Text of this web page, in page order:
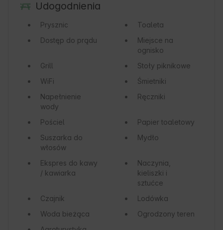
Udogodnienia
Prysznic
Toaleta
Dostęp do prądu
Miejsce na
ognisko
Grill
Stoły piknikowe
WiFi
Śmietniki
Napełnienie
wody
Ręczniki
Pościel
Papier toaletowy
Suszarka do
włosów
Mydło
Ekspres do kawy
/ kawiarka
Naczynia,
kieliszki i
sztućce
Czajnik
Lodówka
Woda bieżąca
Ogrodzony teren